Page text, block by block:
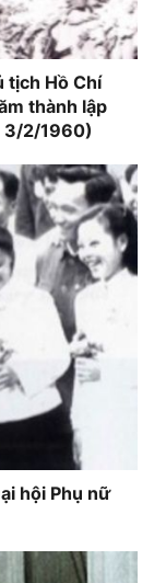
tịch Hồ Chí
thành lập
3/2/1960)
hội Phụ nữ